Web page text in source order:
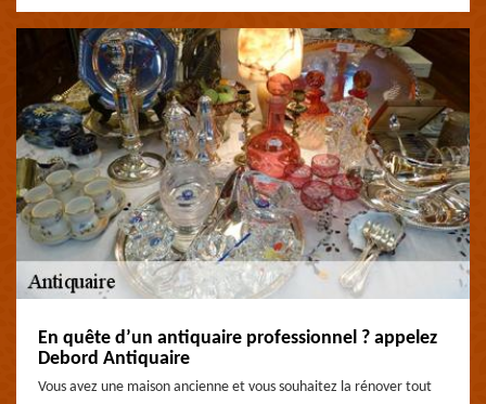
En quête d’un antiquaire professionnel ? appelez
Debord Antiquaire
Vous avez une maison ancienne et vous souhaitez la rénover tout